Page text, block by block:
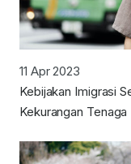
11 Apr 2023
Kebijakan Imigrasi
Kekurangan